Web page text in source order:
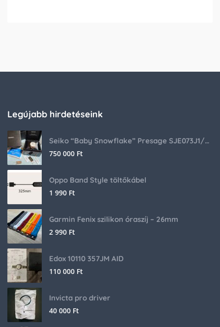
Legújabb hirdetéseink
Seiko “Baby Snowflake” Presage SJE073J1/SARA015 Limited Edition
750 000 Ft
Oppo Band Style töltőkábel
1 990 Ft
Garmin Fenix szilikon óraszíj – 26mm
2 990 Ft
Edox 10110 357JM AID
110 000 Ft
Invicta pro driver
40 000 Ft